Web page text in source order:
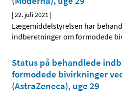
|22. juli 2021 |
Lægemiddelstyrelsen har
indberetninger om formodede
Status på behandlede
formodede bivirkninger
(AstraZeneca), uge 29